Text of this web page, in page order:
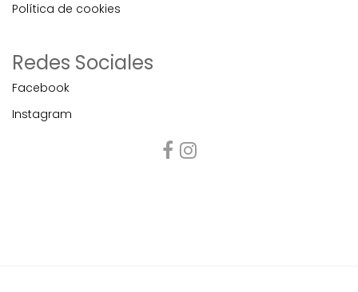
Política de cookies
Redes Sociales
Facebook
Instagram